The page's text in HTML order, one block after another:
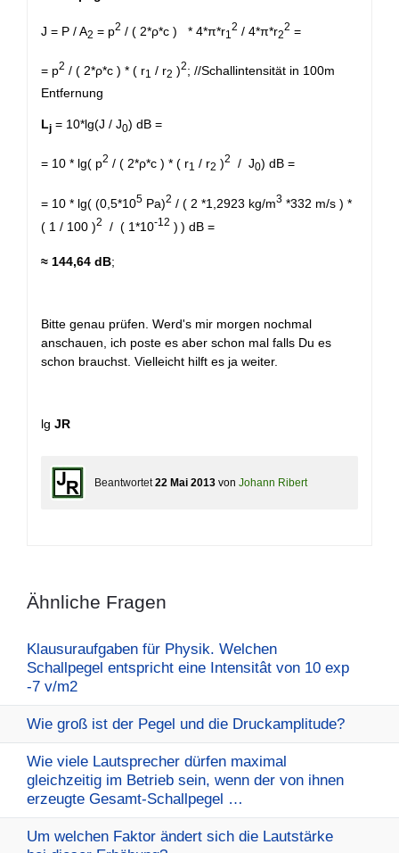
J = P / A2 = p2 / ( 2*ρ*c ) * 4*π*r1
2 / 4*π*r2
2 =
= p2 / ( 2*ρ*c ) * ( r1 / r2 )2; //Schallintensität in 100m
Entfernung
Lj = 10*lg(J / J0) dB =
= 10 * lg( p2 / ( 2*ρ*c ) * ( r1 / r2 )2 / J0) dB =
= 10 * lg( (0,5*105 Pa)2 / ( 2 *1,2923 kg/m3 *332 m/s ) *
( 1 / 100 )2 / ( 1*10-12 ) ) dB =
≈ 144,64 dB;
Bitte genau prüfen. Werd's mir morgen nochmal
anschauen, ich poste es aber schon mal falls Du es
schon brauchst. Vielleicht hilft es ja weiter.
lg JR
Beantwortet 22 Mai 2013 von Johann Ribert
Ähnliche Fragen
Klausuraufgaben für Physik. Welchen
Schallpegel entspricht eine Intensitât von 10 exp
-7 v/m2
Wie groß ist der Pegel und die Druckamplitude?
Wie viele Lautsprecher dürfen maximal
gleichzeitig im Betrieb sein, wenn der von ihnen
erzeugte Gesamt-Schallpegel …
Um welchen Faktor ändert sich die Lautstärke